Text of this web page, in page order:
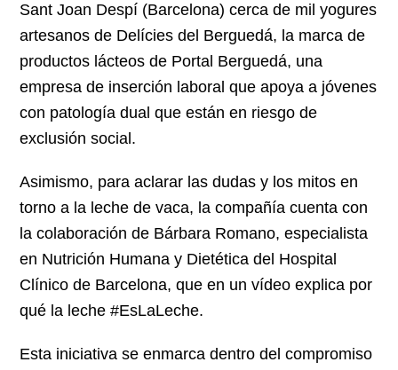
Sant Joan Despí (Barcelona) cerca de mil yogures
artesanos de Delícies del Berguedá, la marca de
productos lácteos de Portal Berguedá, una
empresa de inserción laboral que apoya a jóvenes
con patología dual que están en riesgo de
exclusión social.
Asimismo, para aclarar las dudas y los mitos en
torno a la leche de vaca, la compañía cuenta con
la colaboración de Bárbara Romano, especialista
en Nutrición Humana y Dietética del Hospital
Clínico de Barcelona, que en un vídeo explica por
qué la leche #EsLaLeche.
Esta iniciativa se enmarca dentro del compromiso